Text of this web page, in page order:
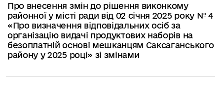
Про внесення змін до рішення виконкому
районної у місті ради від 02 січня 2025 року № 4
«Про визначення відповідальних осіб за
організацію видачі продуктових наборів на
безоплатній основі мешканцям Саксаганського
району у 2025 році» зі змінами